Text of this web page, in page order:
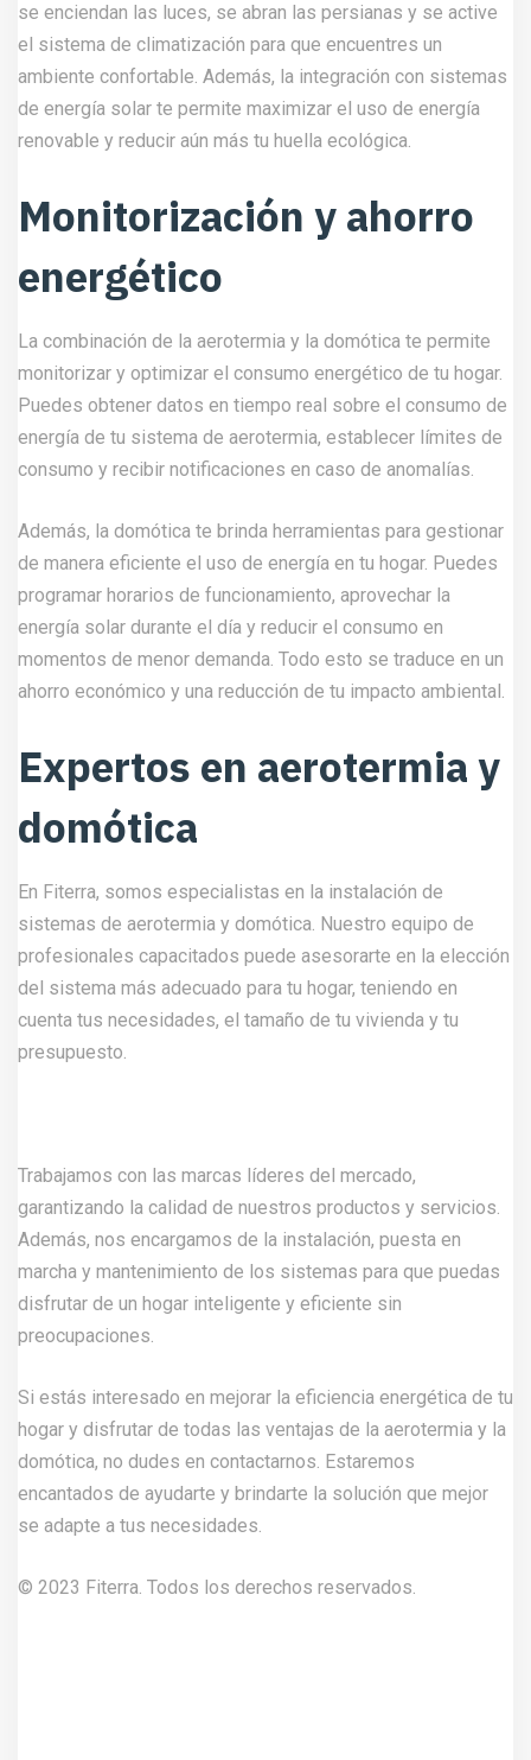
se enciendan las luces, se abran las persianas y se active
el sistema de climatización para que encuentres un
ambiente confortable. Además, la integración con sistemas
de energía solar te permite maximizar el uso de energía
renovable y reducir aún más tu huella ecológica.
Monitorización y ahorro
energético
La combinación de la aerotermia y la domótica te permite
monitorizar y optimizar el consumo energético de tu hogar.
Puedes obtener datos en tiempo real sobre el consumo de
energía de tu sistema de aerotermia, establecer límites de
consumo y recibir notificaciones en caso de anomalías.
Además, la domótica te brinda herramientas para gestionar
de manera eficiente el uso de energía en tu hogar. Puedes
programar horarios de funcionamiento, aprovechar la
energía solar durante el día y reducir el consumo en
momentos de menor demanda. Todo esto se traduce en un
ahorro económico y una reducción de tu impacto ambiental.
Expertos en aerotermia y
domótica
En Fiterra, somos especialistas en la instalación de
sistemas de aerotermia y domótica. Nuestro equipo de
profesionales capacitados puede asesorarte en la elección
del sistema más adecuado para tu hogar, teniendo en
cuenta tus necesidades, el tamaño de tu vivienda y tu
presupuesto.
Trabajamos con las marcas líderes del mercado,
garantizando la calidad de nuestros productos y servicios.
Además, nos encargamos de la instalación, puesta en
marcha y mantenimiento de los sistemas para que puedas
disfrutar de un hogar inteligente y eficiente sin
preocupaciones.
Si estás interesado en mejorar la eficiencia energética de tu
hogar y disfrutar de todas las ventajas de la aerotermia y la
domótica, no dudes en contactarnos. Estaremos
encantados de ayudarte y brindarte la solución que mejor
se adapte a tus necesidades.
© 2023 Fiterra. Todos los derechos reservados.